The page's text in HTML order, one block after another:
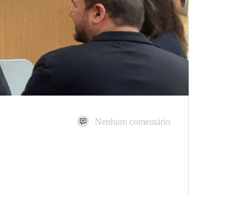
Nenhum comentário